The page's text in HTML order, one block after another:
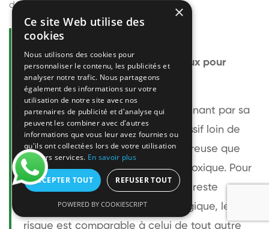
découvrir
Questions fréquentes
Le frelon européen est-il dangereux pour
l'homme ?
Le frelon européen est impressionnant par sa
taille mais relativement peu agressif loin de
son nid. Sa piqûre est plus douloureuse que
celle d'une guêpe sans être plus toxique. Pour
une personne non allergique, elle reste
bénigne. Pour une personne allergique, le
risque est comparable à celui de tout autre
×
Ce site Web utilise des
cookies
Nous utilisons des cookies pour
personnaliser le contenu, les publicités et
analyser notre trafic. Nous partageons
également des informations sur votre
utilisation de notre site avec nos
partenaires de publicité et d'analyse qui
peuvent les combiner avec d'autres
informations que vous leur avez fournies ou
qu'ils ont collectées lors de votre utilisation
de leurs services. En savoir plus
ACCEPTER TOUT REFUSER TOUT
POWERED BY COOKIESCRIPT